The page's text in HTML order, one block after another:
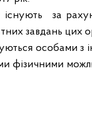
за
завдань цих
особами з
фізичними